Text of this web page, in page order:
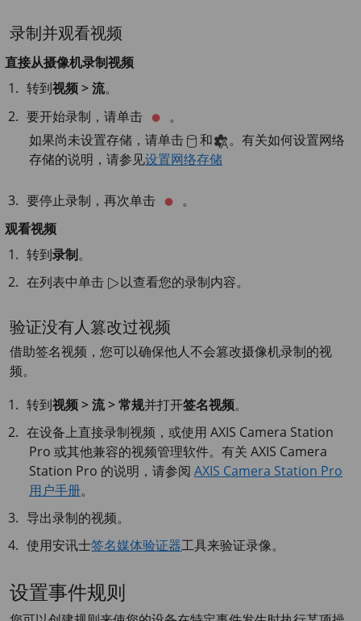
录制并观看视频
直接从摄像机录制视频
转到视频 > 流。
要开始录制，请单击
。
如果尚未设置存储，请单击
和
。有关如何设置网络
存储的说明，请参见设置网络存储
要停止录制，再次单击
。
观看视频
转到录制。
在列表中单击
以查看您的录制内容。
验证没有人篡改过视频
借助签名视频，您可以确保他人不会篡改摄像机录制的视
频。
转到视频 > 流 > 常规并打开签名视频。
在设备上直接录制视频，或使用AXIS Camera Station
Pro 或其他兼容的视频管理软件。有关 AXIS Camera
Station Pro 的说明，请参阅 AXIS Camera Station Pro
用户手册。
导出录制的视频。
使用安讯士签名媒体验证器工具来验证录像。
设置事件规则